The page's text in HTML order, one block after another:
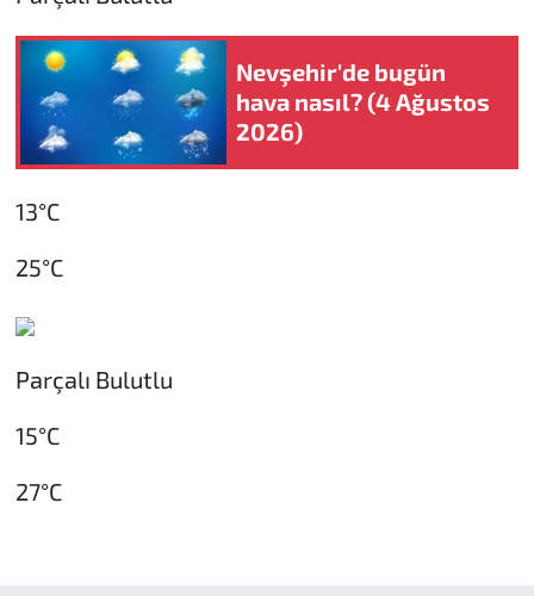
Nevşehir'de bugün
hava nasıl? (4 Ağustos
2026)
13°C
25°C
Parçalı Bulutlu
15°C
27°C